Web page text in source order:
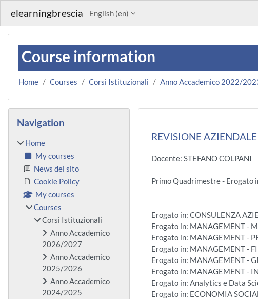
elearningbrescia English ‎(en)‎
Course information
Home Courses Corsi Istituzionali Anno Accademico 2022/
REVISIONE
Docente: STEFANO COLPANI
Primo Quadrimestre - Erogato
Erogato in: CONSULENZA
Erogato in: MANAGEMENT -
Erogato in: MANAGEMENT -
Erogato in: MANAGEMENT -
Erogato in: MANAGEMENT -
Erogato in: MANAGEMENT -
Erogato in: Analytics e Data
Erogato in: ECONOMIA
Blocks
Navigation
Home
My courses
News del sito
Cookie Policy
My courses
Courses
Corsi Istituzionali
Anno Accademico
2026/2027
Anno Accademico
2025/2026
Anno Accademico
2024/2025